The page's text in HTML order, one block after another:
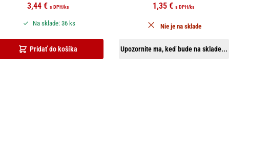
3,44 € s DPH/ks
Pridať do košíka
Na sklade: 36 ks
1,35€ s DPH/ks
Upozornite ma, keď bude na sklade...
Nie je na sklade